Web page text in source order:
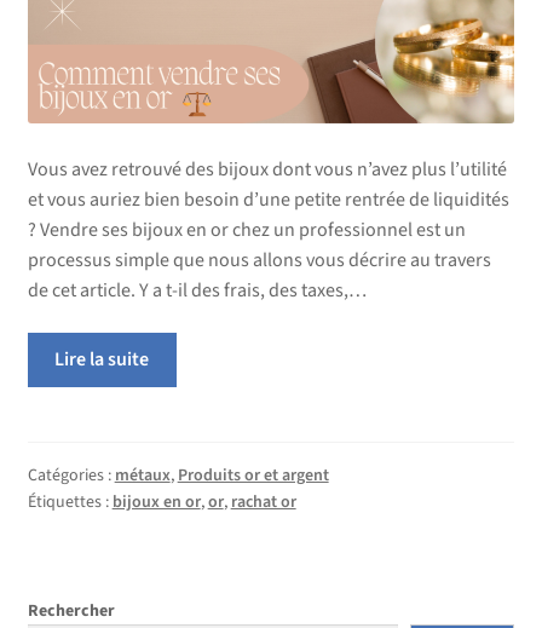
enfant
menu
enfant
Vous avez retrouvé des bijoux dont vous n’avez plus l’utilité
et vous auriez bien besoin d’une petite rentrée de liquidités
? Vendre ses bijoux en or chez un professionnel est un
processus simple que nous allons vous décrire au travers
de cet article. Y a t-il des frais, des taxes,…
Lire la suite
Catégories :métaux,Produits or et argent
Étiquettes :bijoux en or,or,rachat or
Rechercher